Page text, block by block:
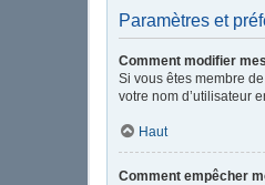
Paramètres et
Comment modifier
Si vous êtes membre
votre nom d’utilisateur
Haut
Comment empêcher